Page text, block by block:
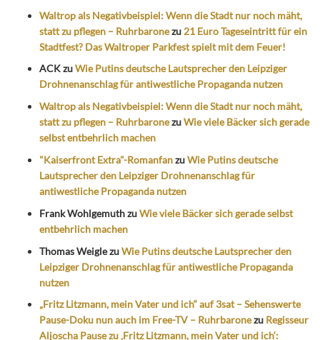
Waltrop als Negativbeispiel: Wenn die Stadt nur noch mäht,
statt zu pflegen – Ruhrbaronezu 21 Euro Tageseintritt für ein
Stadtfest? Das Waltroper Parkfest spielt mit dem Feuer!
ACKzuWie Putins deutsche Lautsprecher den Leipziger
Drohnenanschlag für antiwestliche Propaganda nutzen
Waltrop als Negativbeispiel: Wenn die Stadt nur noch mäht,
statt zu pflegen – RuhrbaronezuWie viele Bäcker sich gerade
selbst entbehrlich machen
"Kaiserfront Extra"-RomanfanzuWie Putins deutsche
Lautsprecher den Leipziger Drohnenanschlag für
antiwestliche Propaganda nutzen
Frank WohlgemuthzuWie viele Bäcker sich gerade selbst
entbehrlich machen
Thomas WeiglezuWie Putins deutsche Lautsprecher den
Leipziger Drohnenanschlag für antiwestliche Propaganda
nutzen
„Fritz Litzmann, mein Vater und ich“ auf 3sat – Sehenswerte
Pause-Doku nun auch im Free-TV – Ruhrbaronezu Regisseur
Aljoscha Pause zu ‚Fritz Litzmann, mein Vater und ich‘: